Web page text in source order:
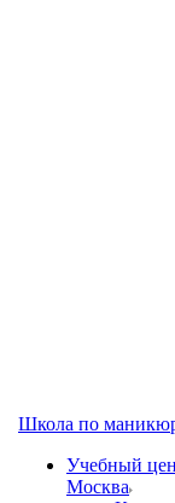
Школа по
Учебный
Москва